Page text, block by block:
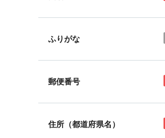
ふりがな
郵便番号
住所（都道府県名）